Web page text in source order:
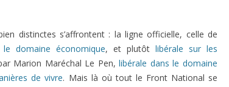
distinctes s’affrontent : la ligne officielle, celle de
domaine économique, et plutôt libérale sur les
Marion Maréchal Le Pen,libérale dans le domaine
de vivre. Mais là où tout le Front National se